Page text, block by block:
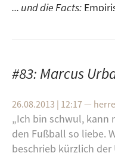
... und die Facts:
Männlichkeit stark
Blick in ein Lifestyle-
durch ein Männer-
Fleisch, Fleisch und
tatsächlich von toten
#83: Marcus
26.08.2013 | 12:17—
„Ich bin schwul, kann
den Fußball so liebe.
beschrieb kürzlich der